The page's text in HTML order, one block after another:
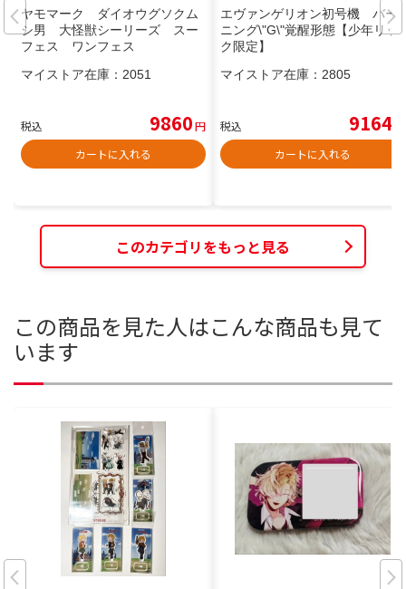
ヤモマーク ダイオウグソクム
シ男 大怪獣シーリーズ スー
フェス ワンフェス
マイストア在庫： 2051
税込 9860円
カートに入れる
エヴァンゲリオン初号機 バー
ニング\"G\"覚醒形態【少年リッ
ク限定】
マイストア在庫： 2805
税込 9164
カートに入れる
このカテゴリをもっと見る
この商品を見た人はこんな商品も見て
います